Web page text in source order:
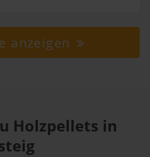
anzeigen
Holzpellets in